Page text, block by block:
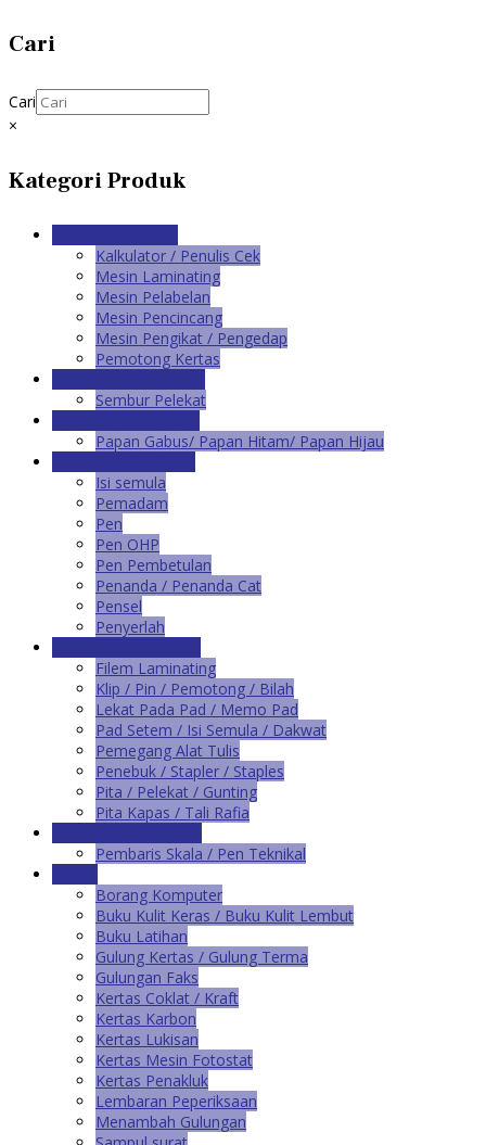
Cari
Cari
×
Kategori Produk
Kalkulator / Penulis Cek
Mesin Laminating
Mesin Pelabelan
Mesin Pencincang
Mesin Pengikat / Pengedap
Pemotong Kertas
Sembur Pelekat
Papan Gabus/ Papan Hitam/ Papan Hijau
Isi semula
Pemadam
Pen
Pen OHP
Pen Pembetulan
Penanda / Penanda Cat
Pensel
Penyerlah
Filem Laminating
Klip / Pin / Pemotong / Bilah
Lekat Pada Pad / Memo Pad
Pad Setem / Isi Semula / Dakwat
Pemegang Alat Tulis
Penebuk / Stapler / Staples
Pita / Pelekat / Gunting
Pita Kapas / Tali Rafia
Pembaris Skala / Pen Teknikal
Borang Komputer
Buku Kulit Keras / Buku Kulit Lembut
Buku Latihan
Gulung Kertas / Gulung Terma
Gulungan Faks
Kertas Coklat / Kraft
Kertas Karbon
Kertas Lukisan
Kertas Mesin Fotostat
Kertas Penakluk
Lembaran Peperiksaan
Menambah Gulungan